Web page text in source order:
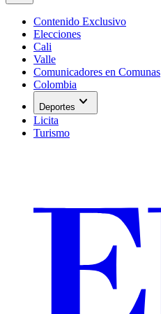
Contenido Exclusivo
Elecciones
Cali
Valle
Comunicadores en Comunas
Colombia
Deportes expand_more
Licita
Turismo